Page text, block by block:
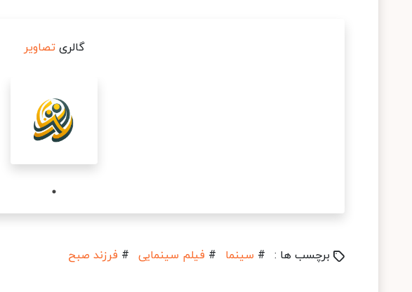
گالری تصاویر
برچسب ها : # سینما # فیلم سینمایی # فرزند صبح